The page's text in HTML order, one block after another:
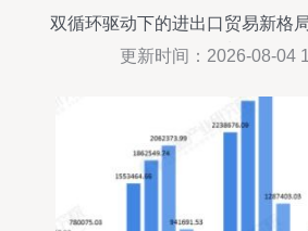
双循环驱动下的进出口贸易新格
域循环
更新时间：2026-08-04